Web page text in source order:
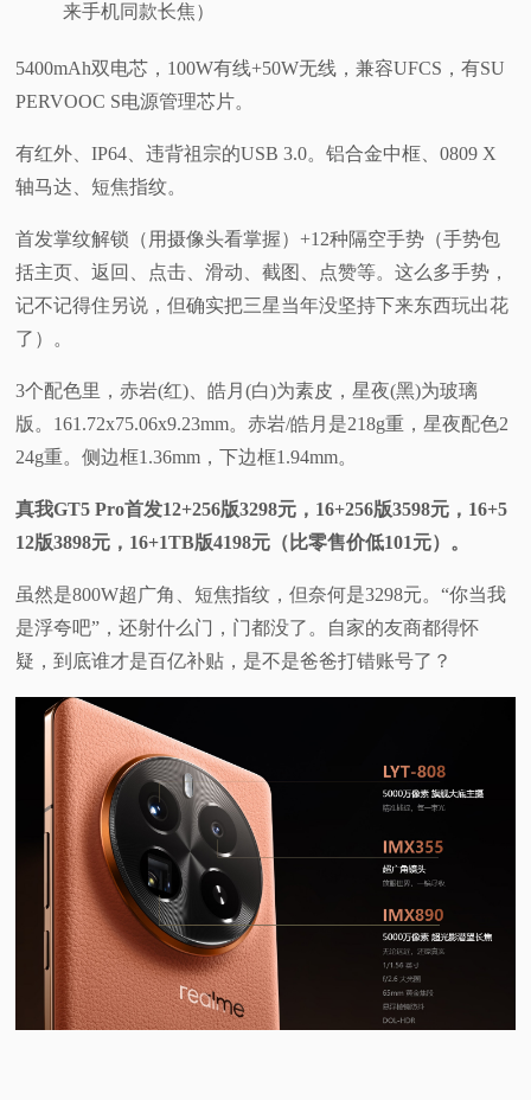
来手机同款长焦）
5400mAh双电芯，100W有线+50W无线，兼容UFCS，有SU
PERVOOC S电源管理芯片。
有红外、IP64、违背祖宗的USB 3.0。铝合金中框、0809 X
轴马达、短焦指纹。
首发掌纹解锁（用摄像头看掌握）+12种隔空手势（手势包
括主页、返回、点击、滑动、截图、点赞等。这么多手势，
记不记得住另说，但确实把三星当年没坚持下来东西玩出花
了）。
3个配色里，赤岩(红)、皓月(白)为素皮，星夜(黑)为玻璃
版。161.72x75.06x9.23mm。赤岩/皓月是218g重，星夜配色2
24g重。侧边框1.36mm，下边框1.94mm。
真我GT5 Pro首发12+256版3298元，16+256版3598元，16+5
12版3898元，16+1TB版4198元（比零售价低101元）。
虽然是800W超广角、短焦指纹，但奈何是3298元。“你当我
是浮夸吧”，还射什么门，门都没了。自家的友商都得怀
疑，到底谁才是百亿补贴，是不是爸爸打错账号了？